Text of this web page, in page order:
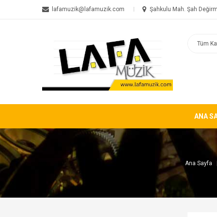
lafamuzik@lafamuzik.com Şahkulu Mah. Şah
ANA
Ana Sayfa